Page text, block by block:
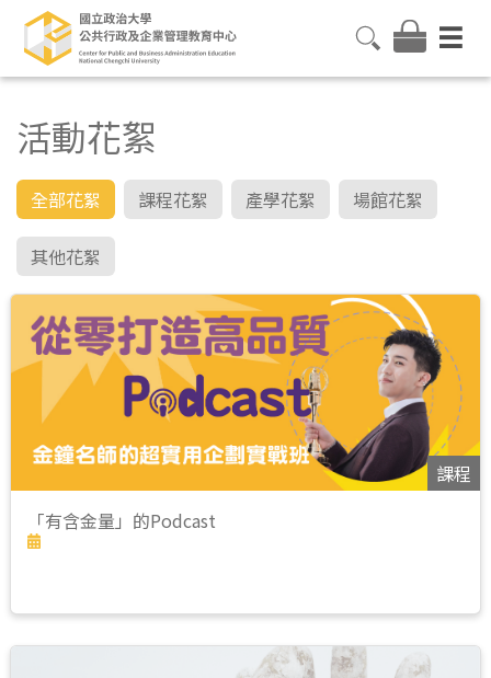
活動花絮
全部花絮 課程花絮 產學花絮 場館花絮
其他花絮
課程
「有含金量」的Podcast